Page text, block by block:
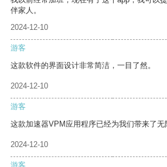
伴家人。
2024-12-10
游客
这款软件的界面设计非常简洁，一目了然。
2024-12-10
游客
这款加速器VPM应用程序已经为我们带来了无
2024-12-10
游客